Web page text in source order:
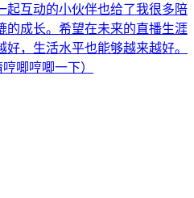
起互动的小伙伴也给了我很多陪
的成长。希望在未来的直播生涯
，生活水平也能够越来越好。
唧哼唧一下）